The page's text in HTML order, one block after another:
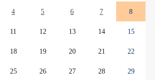
4 5 6 7 8
11 12 13 14 15
18 19 20 21 22
25 26 27 28 29